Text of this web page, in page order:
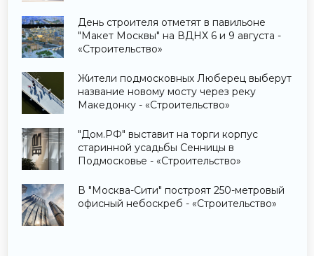
День строителя отметят в павильоне
"Макет Москвы" на ВДНХ 6 и 9 августа -
«Строительство»
Жители подмосковных Люберец выберут
название новому мосту через реку
Македонку - «Строительство»
"Дом.РФ" выставит на торги корпус
старинной усадьбы Сенницы в
Подмосковье - «Строительство»
В "Москва-Сити" построят 250-метровый
офисный небоскреб - «Строительство»